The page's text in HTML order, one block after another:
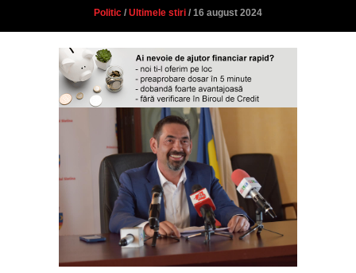
Politic / Ultimele stiri / 16 august 2024